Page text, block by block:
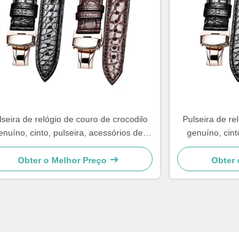
de relógio de couro de crocodilo
cinto, pulseira, acessórios de
de relógio, padrão de lagarto para
luxo superior
Obter o Melhor Preço
Pulseira de
genuíno,
reparo de
Obter